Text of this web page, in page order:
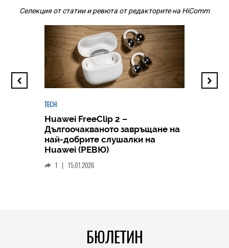
Селекция от статии и ревюта от редакторите на HiComm
TECH
Huawei FreeClip 2 –
Дългоочакваното завръщане на
най-добрите слушалки на
Huawei (РЕВЮ)
1 | 15.01.2026
БЮЛЕТИН